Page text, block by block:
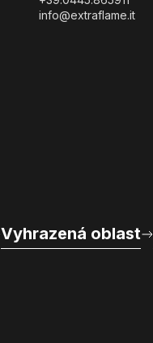
info@extraflame.it
Vyhrazená oblast